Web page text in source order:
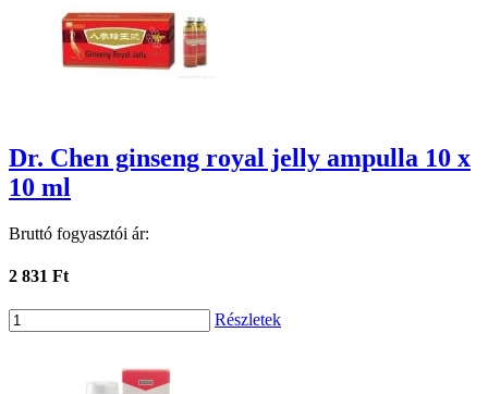
Dr. Chen ginseng royal jelly ampulla 10 x
10 ml
Bruttó fogyasztói ár:
2 831 Ft
Részletek